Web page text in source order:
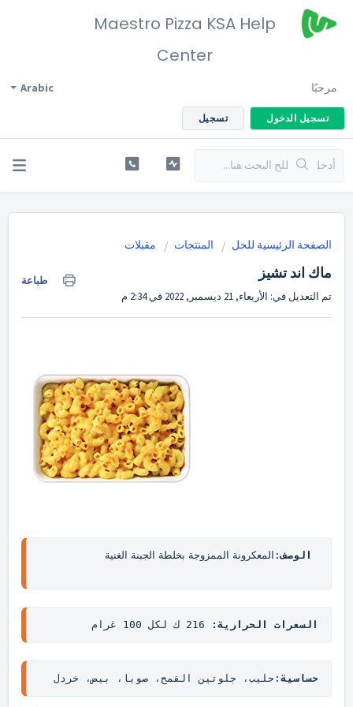
Maestro Pizza KSA Help
Center
Arabic مرحبًا
تسجيل الدخول تسجيل
الصفحة الرئيسية للحل المنتجات مقبلات
ماك اند تشيز طباعة
تم التعديل في: الأربعاء, 21 ديسمبر, 2022 في 2:34 م
الوصف:
السعرات الحرارية: 216 ك لكل 100 غرام
حساسية :حليب، جلوتين القمح، صويا، بيض، خردل